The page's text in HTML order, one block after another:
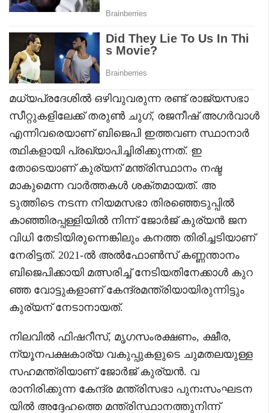
മധ്യപ്രദേശിൽ ഒഴിവുവരുന്ന രണ്ട് രാജ്യസഭാ
സീറ്റുകളിലേക്ക് തരുൺ ചുഗ്, രജനീഷ് അഗർവാൾ
എന്നിവരെയാണ് ബിജെപി ഇത്തവണ സ്ഥാനാർ
ത്ഥികളായി പ്രഖ്യാപിച്ചിരിക്കുന്നത്. ഇ
തോടെയാണ് കുര്യന് മന്ത്രിസ്ഥാനം നഷ്ട
മാകുമെന്ന വാർത്തകൾ ശക്തമായത്. അ
ടുത്തിടെ നടന്ന നിയമസഭാ തിരഞ്ഞെടുപ്പിൽ
കാഞ്ഞിരപ്പള്ളിയിൽ നിന്ന് ജോർജ് കുര്യൻ ജന
വിധി തേടിയിരുന്നെങ്കിലും കനത്ത തിരിച്ചടിയാണ്
നേരിട്ടത്. 2021-ൽ അൽഫോൺസ് കണ്ണന്താനം
ബിജെപിക്കായി മത്സരിച്ച് നേടിയതിനേക്കാൾ കുറ
ഞ്ഞ വോട്ടുകളാണ് കേന്ദ്രമന്ത്രിയായിരുന്നിട്ടും
കുര്യന് നേടാനായത്.
നിലവിൽ ഫിഷറീസ്, മൃഗസംരക്ഷണം, ക്ഷീര,
ന്യൂനപക്ഷകാര്യ വകുപ്പുകളുടെ ചുമതലയുള്ള
സഹമന്ത്രിയാണ് ജോർജ് കുര്യൻ. വ
രാനിരിക്കുന്ന കേന്ദ്ര മന്ത്രിസഭാ പുനഃസംഘടന
യിൽ അദ്ദേഹത്തെ മന്ത്രിസ്ഥാനത്തുനിന്ന്